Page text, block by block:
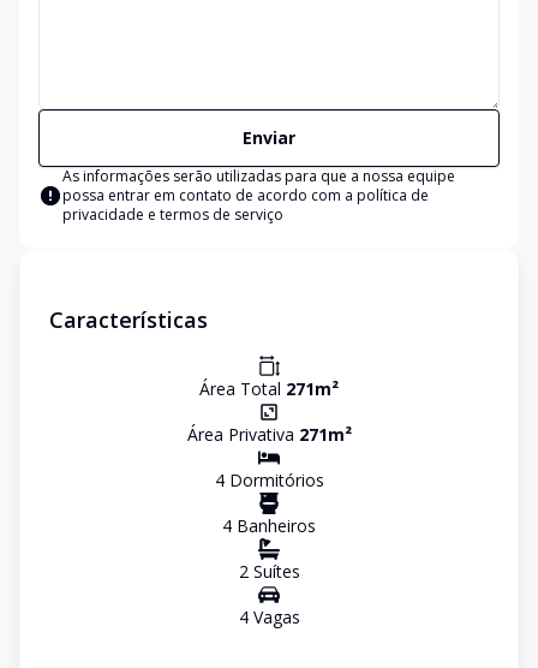
Enviar
As informações serão utilizadas para que a nossa equipe
possa entrar em contato de acordo com a política de
privacidade e termos de serviço
Características
Área Total 271m²
Área Privativa 271m²
4Dormitórios
4 Banheiros
2Suítes
4Vagas